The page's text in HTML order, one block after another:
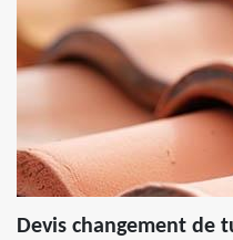
Devis changement de